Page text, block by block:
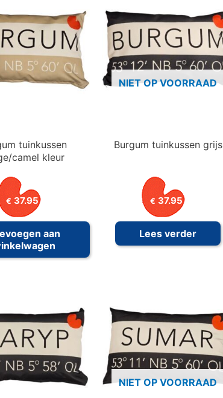
tuinkussen
camel kleur
€ 37.95
aan
NIET OP VOORRAAD
Burgum tuinkussen grijs
€ 37.95
Lees verder
NIET OP VOORRAAD